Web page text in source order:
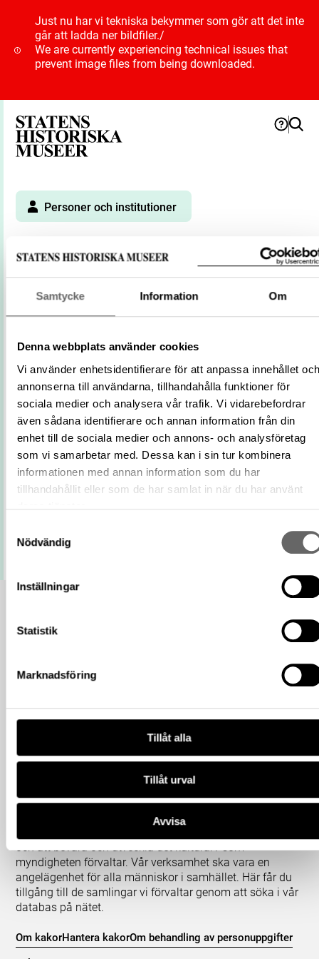
Samtycke Information Om
Denna webbplats använder cookies
Vi använder enhetsidentifierare för att anpassa innehållet och
annonserna till användarna, tillhandahålla funktioner för
sociala medier och analysera vår trafik. Vi vidarebefordrar
även sådana identifierare och annan information från din
enhet till de sociala medier och annons- och analysföretag
som vi samarbetar med. Dessa kan i sin tur kombinera
informationen med annan information som du har
tillhandahållit eller som de har samlat in när du har använt
Nödvändig
Inställningar
Statistik
Marknadsföring
Tillåt alla
Tillåt urval
Avvisa
Just nu har vi tekniska bekymmer som gör att det inte
går att ladda ner bildfiler./
We are currently experiencing technical issues that
prevent image files from being downloaded.
Personer och institutioner
Stille, Albert
Förnamn
Yrke/verksamhet
Mästare
Externa källor Stille, Albert på WIKIDATA
Relaterade
föremål
Visa 5 relaterade föremål
URI
https://samlingar.shm.se/person/
D229-4990-90E3-A5B928DC4362
All textinformation (metadata) på denna sida är fri att använda
Om våra samlingar
Statens historiska museer (SHM) har till uppgift att
och att bevara och utveckla det kulturarv som
myndigheten förvaltar. Vår verksamhet ska vara en
angelägenhet för alla människor i samhället. Här får du
tillgång till de samlingar vi förvaltar genom att söka i vår
databas på nätet.
Om kakorHantera kakorOm behandling av personuppgifter